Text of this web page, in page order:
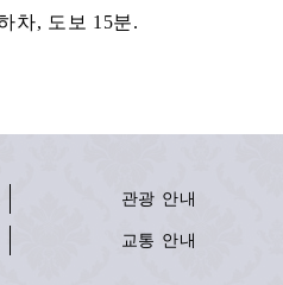
차, 도보 15분.
관광 안내
교통 안내